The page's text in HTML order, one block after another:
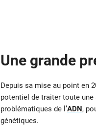
Une grande
Depuis sa mise au point en
potentiel de traiter toute une
problématiques de l’ADN ,
génétiques.